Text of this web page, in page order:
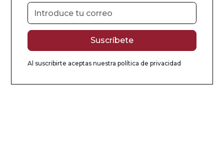
Al suscribirte aceptas nuestrapolítica de privacidad